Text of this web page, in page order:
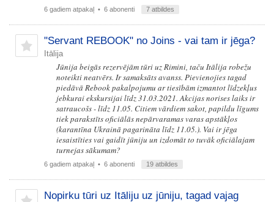
6 gadiem atpakaļ • 6 abonenti 7 atbildes
"Servant REBOOK" no Joins - vai tam ir jēga?
Itālija
Jūnija beigās rezervējām tūri uz Rimini, taču Itālija robežu
noteikti neatvērs. Ir samaksāts avanss. Pievienojies tagad
piedāvā Rebook pakalpojumu ar tiesībām izmantot līdzekļus
jebkurai ekskursijai līdz 31.03.2021. Akcijas norises laiks ir
satraucošs - līdz 11.05. Citiem vārdiem sakot, papildu līgums
tiek parakstīts oficiālās nepārvaramas varas apstākļos
(karantīna Ukrainā pagarināta līdz 11.05.). Vai ir jēga
iesaistīties vai gaidīt jūniju un izdomāt to tuvāk oficiālajam
turnejas sākumam?
6 gadiem atpakaļ • 6 abonenti 19 atbildes
Nopirku tūri uz Itāliju uz jūniju, tagad vajag